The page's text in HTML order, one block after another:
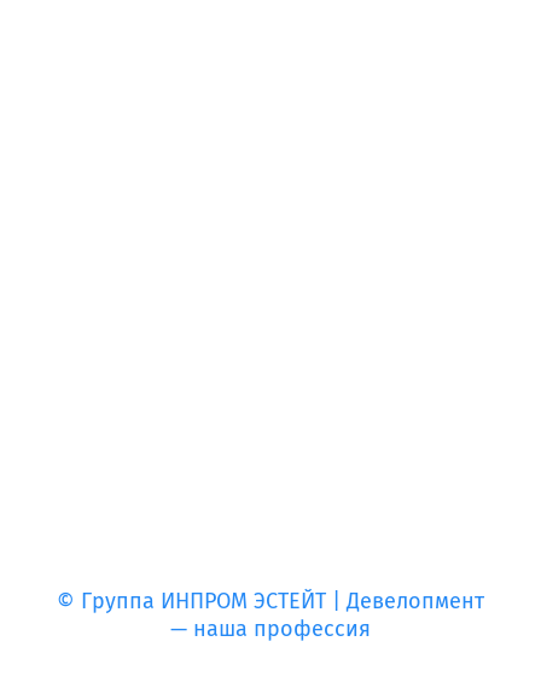
© Группа ИНПРОМ ЭСТЕЙТ | Девелопмент
— наша профессия